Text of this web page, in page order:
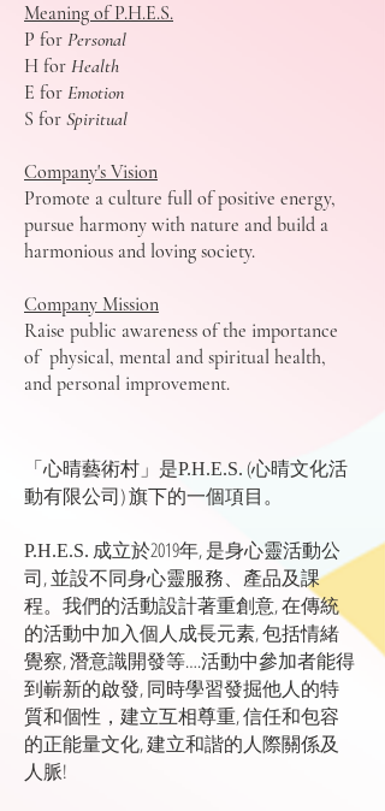
Meaning of P.H.E.S.
P for Personal
H for Health
E for Emotion
S for Spiritual
Company's Vision
Promote a culture full of positive energy,
pursue harmony with nature and build a
harmonious and loving society.
Company Mission
Raise public awareness of the importance
of physical, mental and spiritual health,
and personal improvement.
「心晴藝術村」是P.H.E.S. (心晴文化活
動有限公司) 旗下的一個項目。
P.H.E.S. 成立於2019年, 是身心靈活動公
司, 並設不同身心靈服務、產品及課
程。我們的活動設計著重創意, 在傳統
的活動中加入個人成長元素, 包括情緒
覺察, 潛意識開發等….活動中參加者能得
到嶄新的啟發, 同時學習發掘他人的特
質和個性，建立互相尊重, 信任和包容
的正能量文化, 建立和諧的人際關係及
人脈!